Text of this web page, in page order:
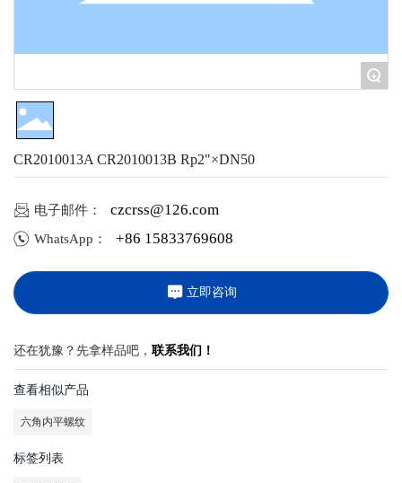
+
CR2010013A CR2010013B Rp2"×DN50
电子邮件： czcrss@126.com
WhatsApp： +86 15833769608
立即咨询
还在犹豫？先拿样品吧， 联系我们！
查看相似产品
六角内平螺纹
标签列表